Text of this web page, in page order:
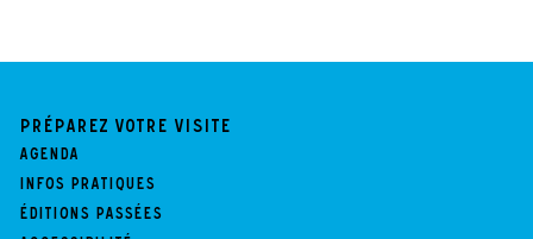
Préparez votre visite
Agenda
Infos pratiques
Éditions passées